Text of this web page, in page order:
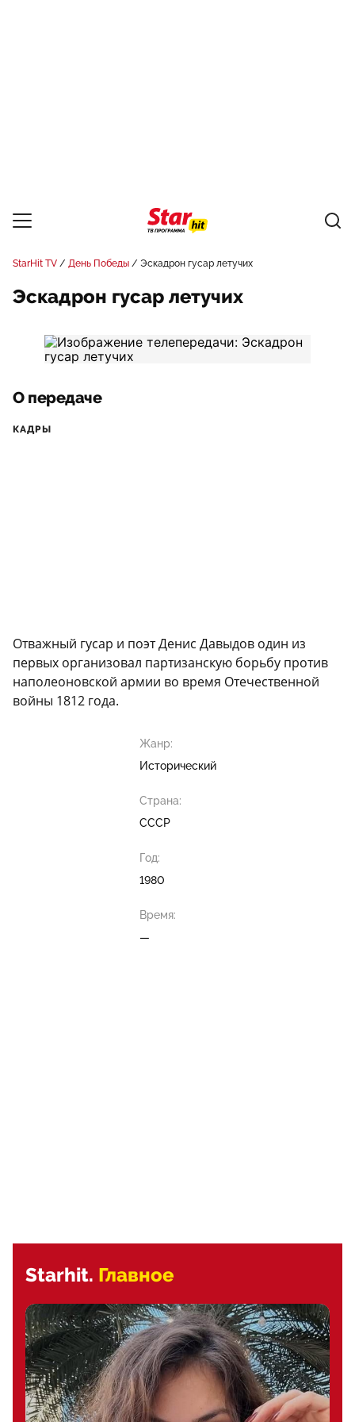
StarHit TV День Победы Эскадрон гусар летучих
Эскадрон гусар летучих
О передаче
КАДРЫ
Отважный гусар и поэт Денис Давыдов один из
первых организовал партизанскую борьбу против
наполеоновской армии во время Отечественной
войны 1812 года.
Жанр:
Исторический
Страна:
СССР
Год:
1980
Время:
—
Starhit. Главное